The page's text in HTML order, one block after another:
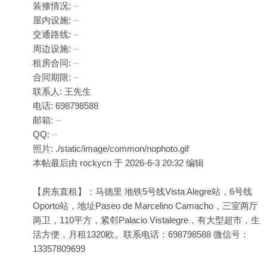
装修情况: --
屋内设施: --
交通路线: --
周边设施: --
租房合同: --
合同期限: --
联系人: 王先生
电话: 698798588
邮箱: --
QQ: --
照片: ./static/image/common/nophoto.gif
本帖最后由 rockycn 于 2026-6-3 20:32 编辑
【房东直租】：马德里 地铁5号线Vista Alegre站，6号线
Oporto站，地址Paseo de Marcelino Camacho，三室两厅
两卫，110平方，紧邻Palacio Vistalegre，有大型超市，生
活方便，月租1320欧。联系电话：698798588 微信号：
13357809699